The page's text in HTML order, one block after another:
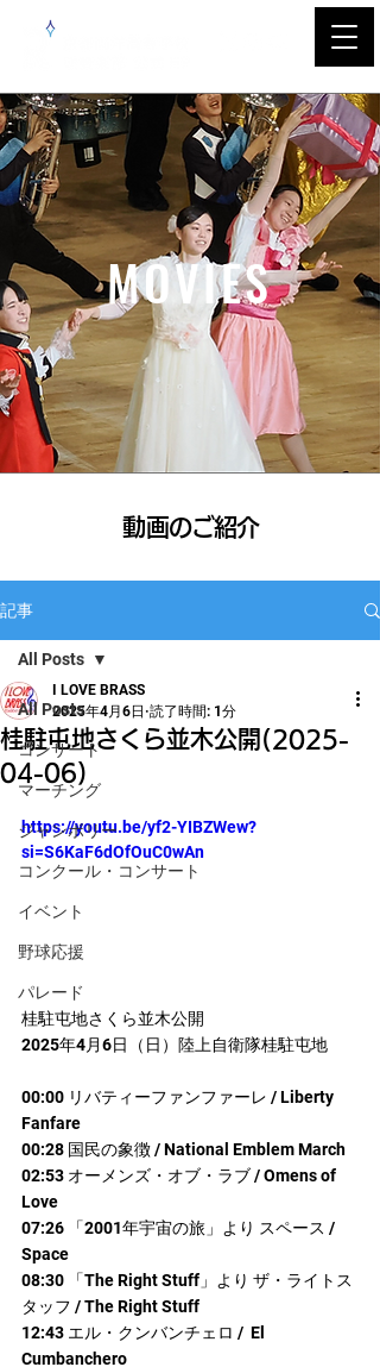
MOVIES
​動画のご紹介
記事
All Posts
コンサート
マーチング
ジャンボリー
コンクール・コンサート
イベント
野球応援
パレード
All Posts
桂駐屯地さくら並木公開(2025-
04-06)
I LOVE BRASS
2025年4月6日 読了時間: 1分
https://youtu.be/yf2-YIBZWew?
si=S6KaF6dOfOuC0wAn
桂駐屯地さくら並木公開
2025年4月6日（日）陸上自衛隊桂駐屯地
00:00 リバティーファンファーレ / Liberty
Fanfare
00:28 国民の象徴 / National Emblem March
02:53 オーメンズ・オブ・ラブ / Omens of
Love
07:26 「2001年宇宙の旅」より スペース /
Space
08:30 「The Right Stuff」より ザ・ライトス
タッフ / The Right Stuff
12:43 エル・クンバンチェロ /  El
Cumbanchero